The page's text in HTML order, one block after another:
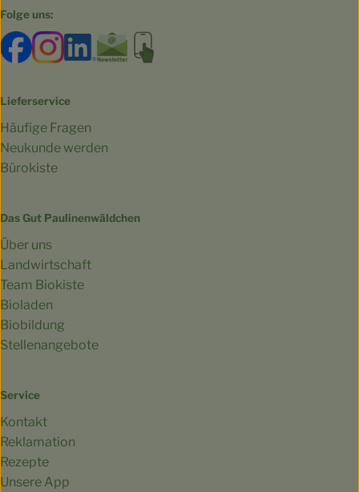
Folge uns:
Externer Link zu https://www.facebook.com/
Externer Link zu https://www.instagram.com/
Externer Link zu https://
Externer Link zu https://
Lieferservice
Häufige Fragen
Neukunde werden
Bürokiste
Das Gut Paulinenwäldchen
Über uns
Landwirtschaft
Team Biokiste
Bioladen
Biobildung
Stellenangebote
Service
Kontakt
Reklamation
Rezepte
Unsere App